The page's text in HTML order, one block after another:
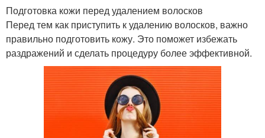
Подготовка кожи перед удалением волосков
Перед тем как приступить к удалению волосков, важно
правильно подготовить кожу. Это поможет избежать
раздражений и сделать процедуру более эффективной.